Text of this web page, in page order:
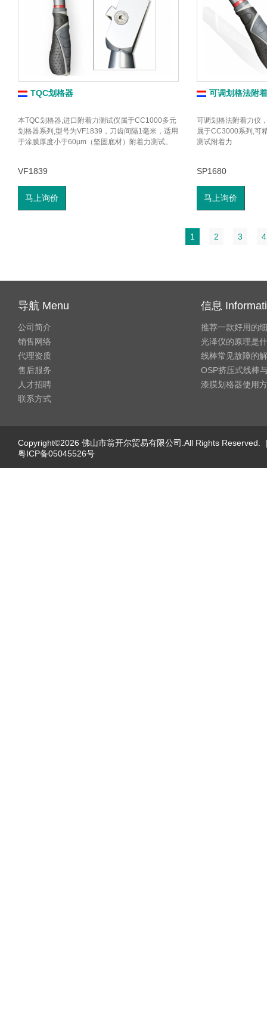
TQC划格器
本TQC划格器,进口附着力测试仪属于CC1000多元
划格器系列,型号为VF1839，刀齿间隔1毫米，适用
于涂膜厚度小于60µm（坚固底材）附着力测试。
VF1839
马上询价
可调划格法附
可调划格法附着力仪
属于CC3000系列,可
测试附着力
SP1680
马上询价
1 2 3 4
导航 Menu
公司简介
销售网络
代理资质
售后服务
人才招聘
联系方式
信息
推荐一款好用的
光泽仪的原理是
线棒常见故障的
OSP挤压式线棒
漆膜划格器使用
Copyright©2026 佛山市翁开尔贸易有限公司.All Rights Reserved. |
粤ICP备05045526号